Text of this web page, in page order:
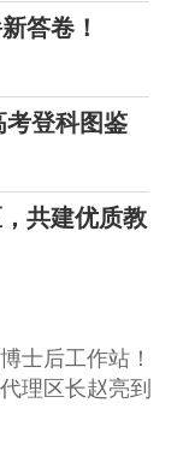
答卷！
考登科图鉴
共建优质教
士后工作站！
理区长赵亮到